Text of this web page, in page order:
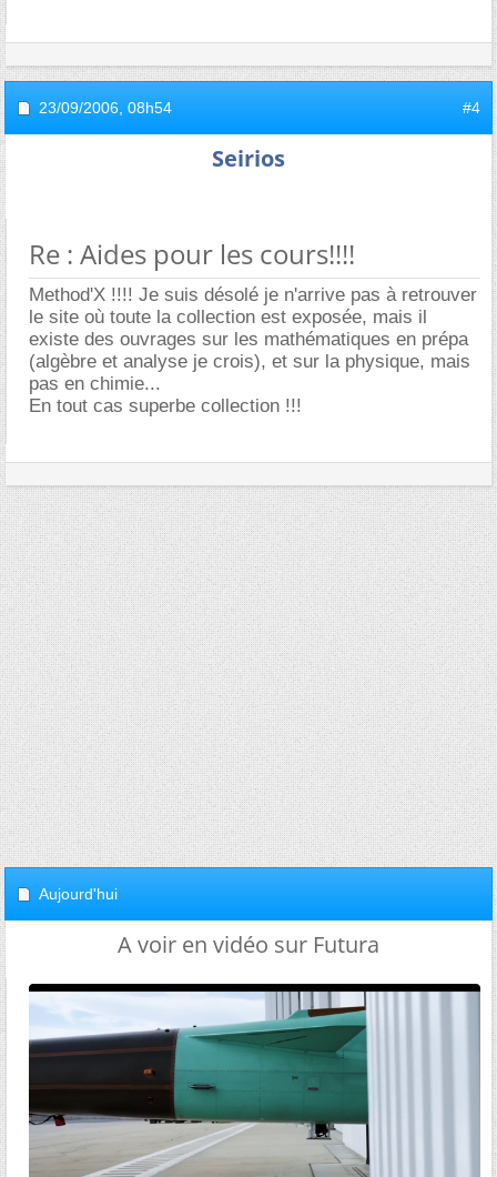
23/09/2006, 08h54 #4
Seirios
Re : Aides pour les cours!!!!
Method'X !!!! Je suis désolé je n'arrive pas à retrouver
le site où toute la collection est exposée, mais il
existe des ouvrages sur les mathématiques en prépa
(algèbre et analyse je crois), et sur la physique, mais
pas en chimie...
En tout cas superbe collection !!!
Aujourd'hui
A voir en vidéo sur Futura